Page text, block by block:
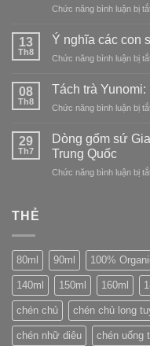
Chức năng bình luận bị
13
Th8
Ý nghĩa các con
Chức năng bình luận bị
08
Th8
Tách trà
Chức năng bình luận bị
29
Th7
Dòng gốm sứ
Trung Quốc
Chức năng bình luận bị
THẺ
80ml 90ml 100%
140ml 150ml 160ml
chén chủ chén chủ long
chén nhữ diêu chén uống